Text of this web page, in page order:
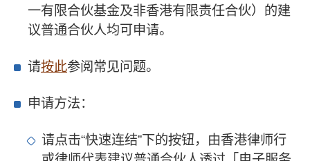
一有限合伙基金及非香港有限责任合伙）的建
议普通合伙人均可申请。
请按此参阅常见问题。
申请方法：
请点击“快速连结”下的按钮，由香港律师行